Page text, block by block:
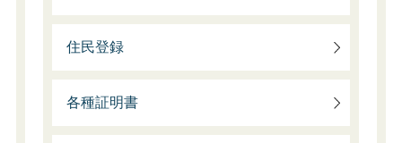
住民登録
各種証明書